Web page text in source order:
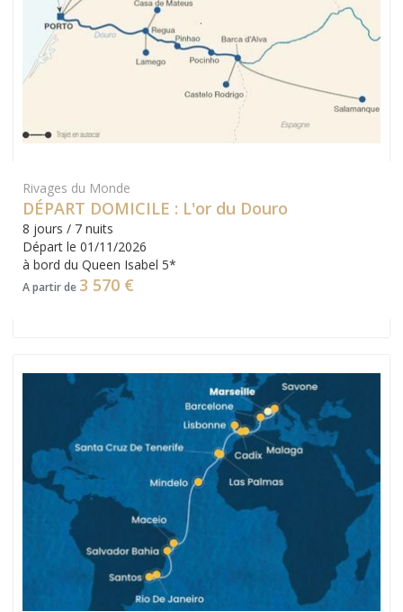
Rivages du Monde
DÉPART DOMICILE : L'or du Douro
8 jours / 7 nuits
Départ le 01/11/2026
à bord du Queen Isabel 5*
A partir de 3 570 €